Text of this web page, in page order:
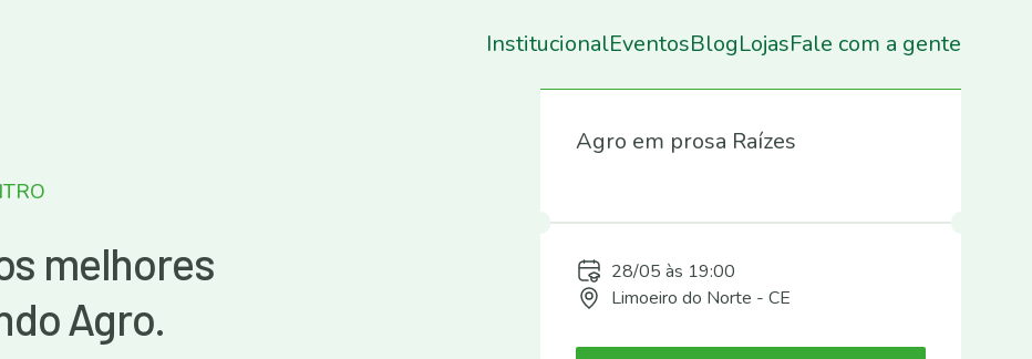
InstitucionalEventosBlogLojasFale com a gente
melhores
Agro.
Próximos Eventos
Agro em prosa Raízes
28/05 às 19:00
Limoeiro do Norte - CE